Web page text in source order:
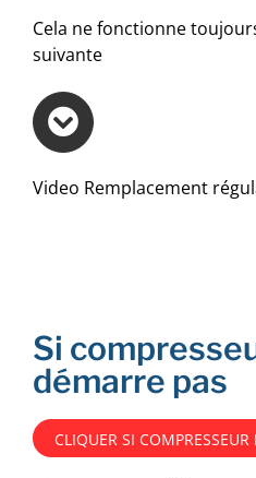
Cela ne fonctionne
suivante
Video Remplacement
Si
démarre pas
CLIQUER SI